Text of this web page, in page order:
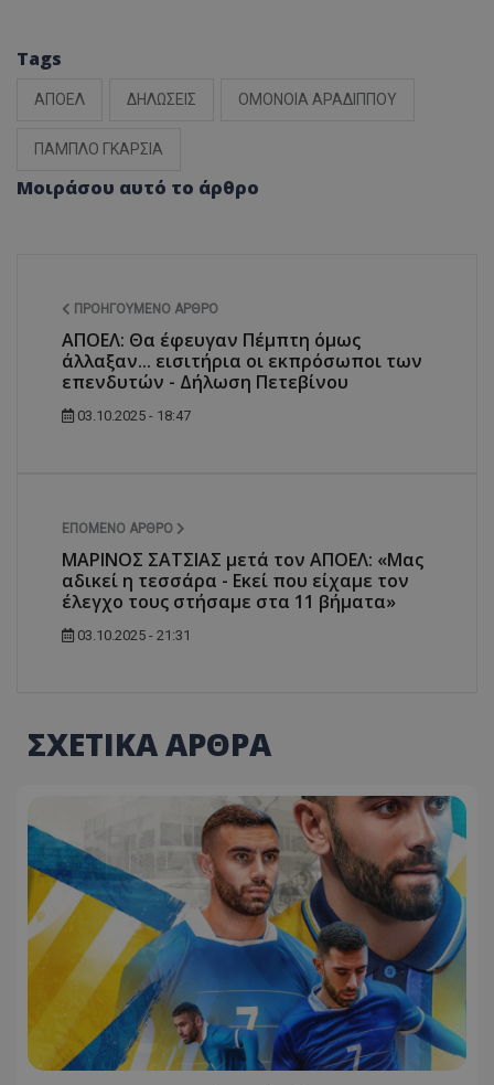
Tags
ΑΠΟΕΛ ΔΗΛΩΣΕΙΣ ΟΜΟΝΟΙΑ ΑΡΑΔΙΠΠΟΥ
ΠΑΜΠΛΟ ΓΚΑΡΣΙΑ
Μοιράσου αυτό το άρθρο
ΠΡΟΗΓΟΎΜΕΝΟ ΆΡΘΡΟ
ΑΠΟΕΛ: Θα έφευγαν Πέμπτη όμως
άλλαξαν... εισιτήρια οι εκπρόσωποι των
επενδυτών - Δήλωση Πετεβίνου
03.10.2025 - 18:47
ΕΠΌΜΕΝΟ ΆΡΘΡΟ
ΜΑΡΙΝΟΣ ΣΑΤΣΙΑΣ μετά τον ΑΠΟΕΛ: «Μας
αδικεί η τεσσάρα - Εκεί που είχαμε τον
έλεγχο τους στήσαμε στα 11 βήματα»
03.10.2025 - 21:31
ΣΧΕΤΙΚΑ ΑΡΘΡΑ